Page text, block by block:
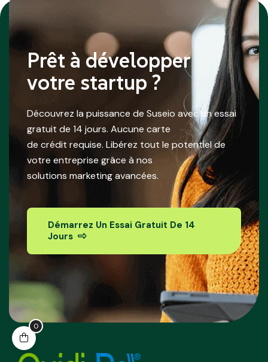
Prêt à développer
votre startup ?
Découvrez la puissance de Suseio avec un essai
gratuit de 14 jours. Aucune carte
de crédit requise. Libérez tout le potentiel de
votre entreprise grâce à nos
solutions marketing avancées.
Démarrez Un Essai Gratuit De 14
Jours
0